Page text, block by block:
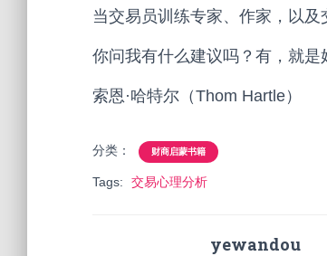
当交易员训练专家、作家，以及
你问我有什么建议吗？有，就是
索恩·哈特尔（Thom Hartle）
分类： 财商启蒙书籍
Tags: 交易心理分析
yewandou